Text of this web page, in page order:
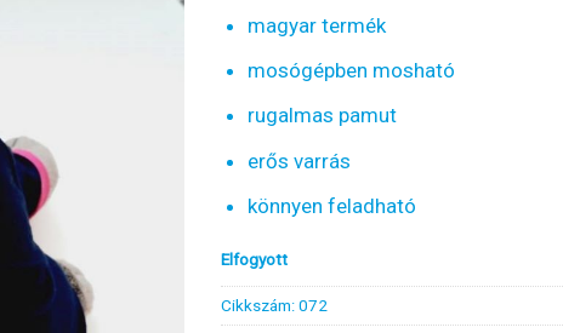
magyar termék
mosógépben mosható
rugalmas pamut
erős varrás
könnyen feladható
Elfogyott
Cikkszám:072